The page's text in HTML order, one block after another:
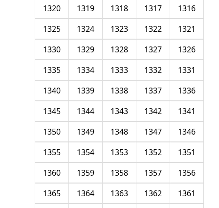
1316
1317
1318
1319
1320
1321
1322
1323
1324
1325
1326
1327
1328
1329
1330
1331
1332
1333
1334
1335
1336
1337
1338
1339
1340
1341
1342
1343
1344
1345
1346
1347
1348
1349
1350
1351
1352
1353
1354
1355
1356
1357
1358
1359
1360
1361
1362
1363
1364
1365